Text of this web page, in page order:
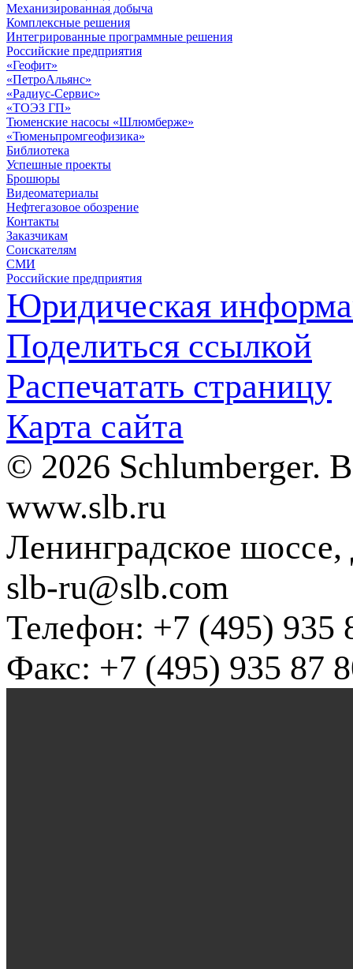
Механизированная добыча
Комплексные решения
Интегрированные программные решения
Российские предприятия
«Геофит»
«ПетроАльянс»
«Радиус-Сервис»
«ТОЭЗ ГП»
Тюменские насосы «Шлюмберже»
«Тюменьпромгеофизика»
Библиотека
Успешные проекты
Брошюры
Видеоматериалы
Нефтегазовое обозрение
Контакты
Заказчикам
Соискателям
СМИ
Российские предприятия
Юридическая
Поделиться ссылкой
Распечатать страницу
Карта сайта
© 2026 Schlumberger.
www.slb.ru
Ленинградское
slb-ru@slb.com
Телефон: +7 (495) 935
Факс: +7 (495) 935 87